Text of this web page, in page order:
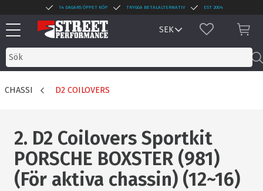
Meny
14 DAGARS ÖPPET KÖP TRYGGA BETALALTERNATIV EST 2004
FAVORITER
CHASSI D2 COILOVERS
2. D2 Coilovers Sportkit
PORSCHE BOXSTER (981)
(För aktiva chassin) (12~16)